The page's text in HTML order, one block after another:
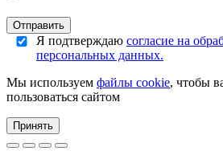
Отправить
Я подтверждаю согласие на
персональных данных.
Мы используем файлы cookie, чтобы
пользоваться сайтом
Принять